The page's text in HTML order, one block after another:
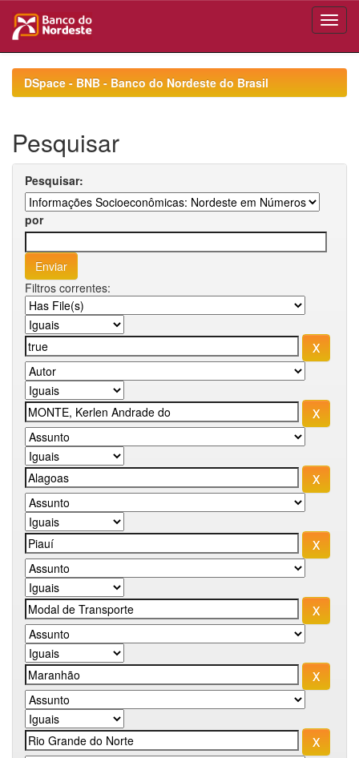
navigationDSpace - BNB - Banco do Nordeste do Brasil
Pesquisar
Pesquisar:
por
Filtros correntes: